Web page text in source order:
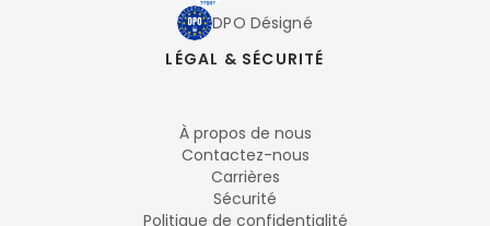
DPO Désigné
LÉGAL & SÉCURITÉ
À propos de nous
Contactez-nous
Carrières
Sécurité
Politique de confidentialité